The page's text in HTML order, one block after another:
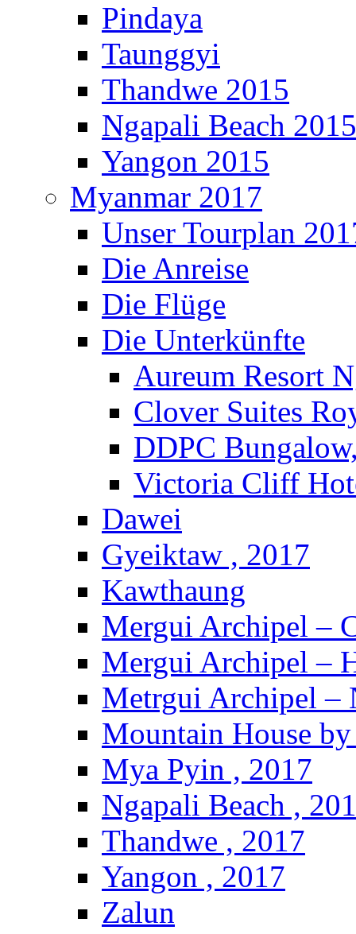
Pindaya
Taunggyi
Thandwe 2015
Ngapali Beach 2015
Yangon 2015
Myanmar 2017
Unser Tourplan
Die Anreise
Die Flüge
Die Unterkünfte
Aureum Resort
Clover Suites
DDPC
Victoria Cliff
Dawei
Gyeiktaw , 2017
Kawthaung
Mergui Archipel –
Mergui Archipel –
Metrgui Archipel –
Mountain House
Mya Pyin , 2017
Ngapali Beach ,
Thandwe , 2017
Yangon , 2017
Zalun